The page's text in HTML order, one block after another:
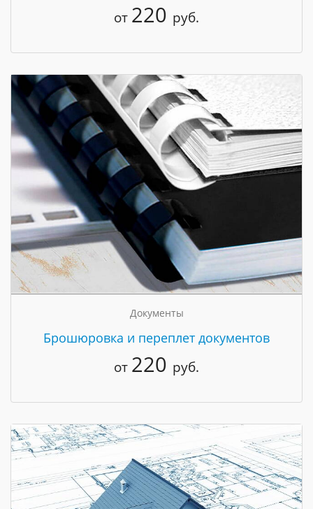
от 220 руб.
Документы
Брошюровка и переплет документов
от 220 руб.